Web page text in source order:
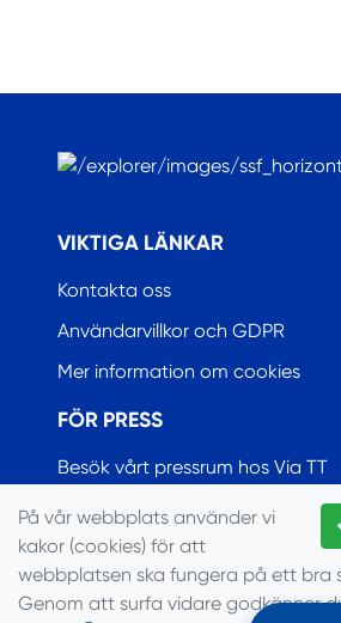
VIKTIGA LÄNKAR
Kontakta oss
Användarvillkor och GDPR
Mer information om cookies
FÖR PRESS
Besök vårt pressrum hos Via TT
© Seglarförbundet,
På vår webbplats använder vi
kakor (cookies) för att
webbplatsen ska fungera på ett bra
Genom att surfa vidare godkänner